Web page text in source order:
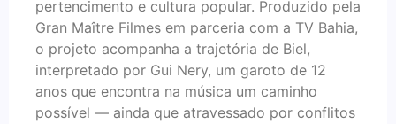
pertencimento e cultura popular. Produzido pela
Gran Maître Filmes em parceria com a TV Bahia,
o projeto acompanha a trajetória de Biel,
interpretado por Gui Nery, um garoto de 12
anos que encontra na música um caminho
possível — ainda que atravessado por conflitos